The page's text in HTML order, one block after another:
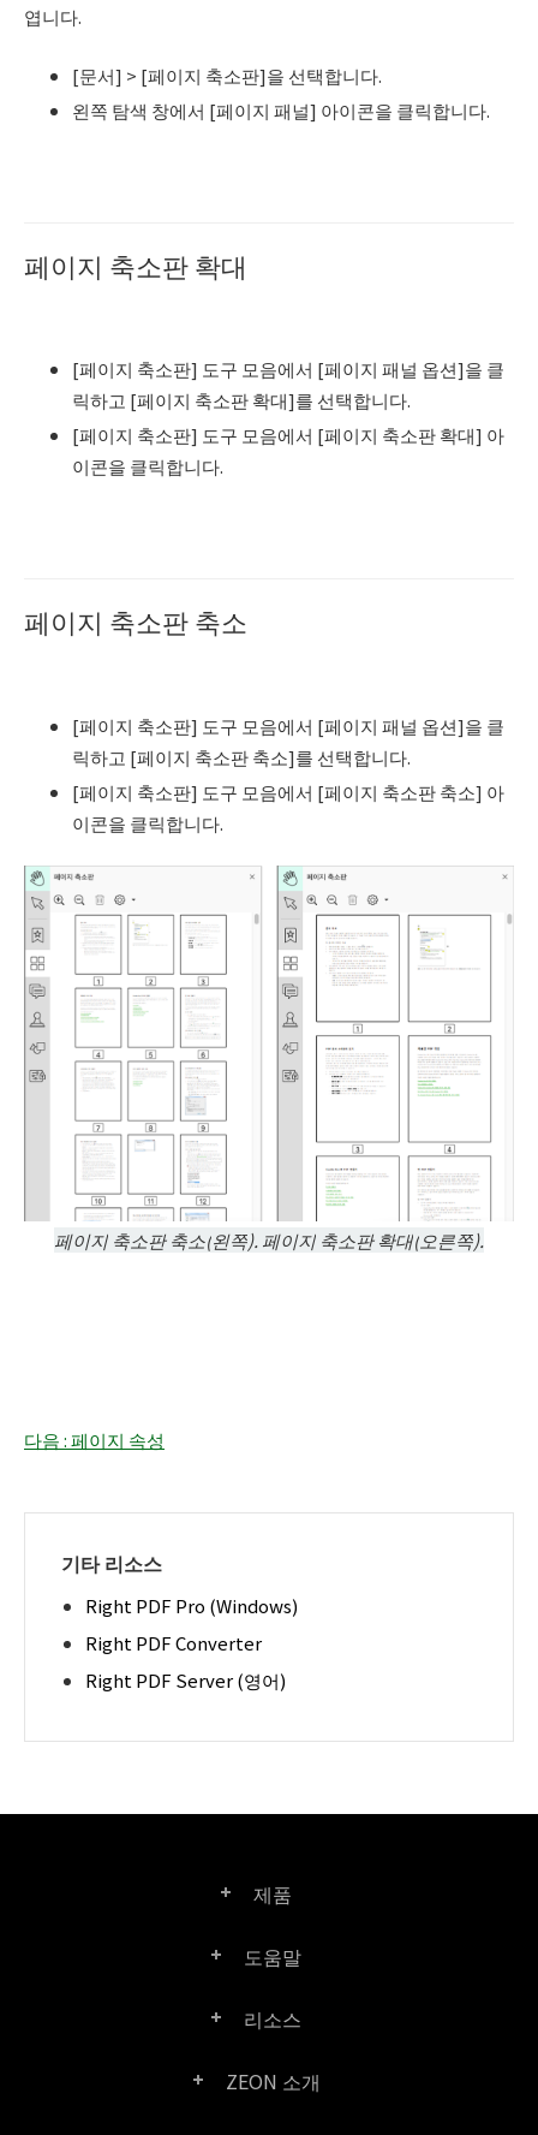
엽니다.
[문서] > [페이지 축소판]을 선택합니다.
왼쪽 탐색 창에서 [페이지 패널] 아이콘을 클릭합니다.
페이지 축소판 확대
[페이지 축소판] 도구 모음에서 [페이지 패널 옵션]을 클
릭하고 [페이지 축소판 확대]를 선택합니다.
[페이지 축소판] 도구 모음에서 [페이지 축소판 확대] 아
이콘을 클릭합니다.
페이지 축소판 축소
[페이지 축소판] 도구 모음에서 [페이지 패널 옵션]을 클
릭하고 [페이지 축소판 축소]를 선택합니다.
[페이지 축소판] 도구 모음에서 [페이지 축소판 축소] 아
이콘을 클릭합니다.
페이지 축소판 축소(왼쪽).페이지 축소판 확대(오른쪽).
다음 : 페이지 속성
기타 리소스
Right PDF Pro (Windows)
Right PDF Converter
Right PDF Server (영어)
제품
Right PDF Pro
도움말
FAQ
리소스
제품/라이선스 비교
ZEON 소개